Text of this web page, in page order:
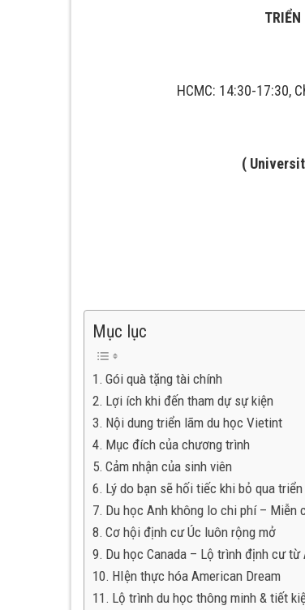
HCMC: 14:30-17:30,
(
Mục lục
Gói quà tặng tài chính
Lợi ích khi đến tham dự sự kiện
Nội dung triển lãm du học Vietint
Mục đích của chương trình
Cảm nhận của sinh viên
Lý do bạn sẽ hối tiếc khi bỏ qua
Du học Anh không lo chi phí – Miễn
Cơ hội định cư Úc luôn rộng mở
Du học Canada – Lộ trình định cư từ
HIện thực hóa American Dream
Lộ trình du học thông minh & tiết